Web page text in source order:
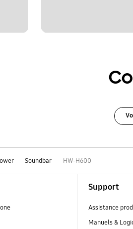
Soundbar HW-H600
Support
Assistance
Manuels &